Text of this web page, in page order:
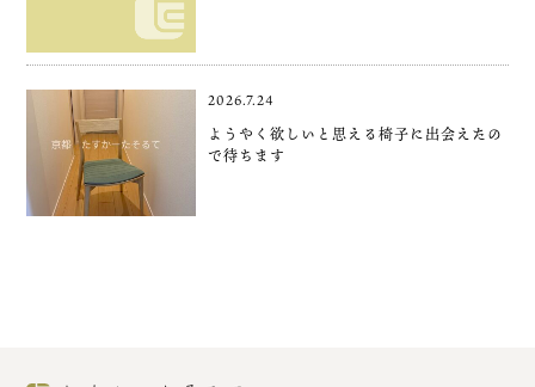
2026.7.24
ようやく欲しいと思える椅子に出会えたの
で待ちます